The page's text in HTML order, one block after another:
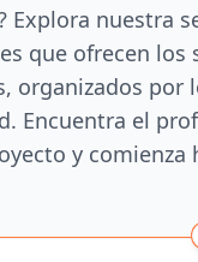
Explora nuestra
que ofrecen los
organizados por
Encuentra el
y comienza